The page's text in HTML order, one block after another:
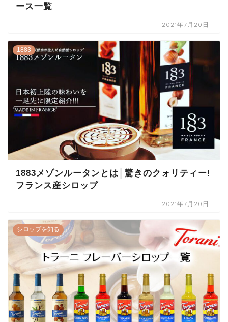
ース一覧
2021年7月20日
1883
1883メゾンルータンとは│驚きのクォリティー!
フランス産シロップ
2021年7月20日
シロップを知る